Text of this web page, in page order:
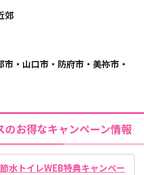
郊
・山口市・防府市・美祢市・
お得なキャンペーン情報
水トイレWEB特典キャンペー